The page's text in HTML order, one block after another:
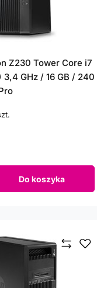
Z230 Tower Core i7
GHz / 16 GB / 240
Do koszyka